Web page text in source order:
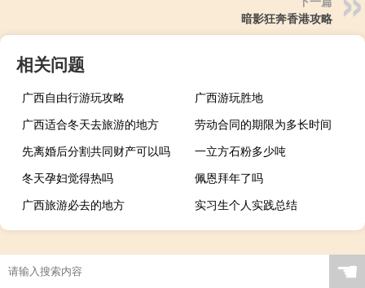
暗影狂奔香港攻略
相关问题
广西自由行游玩攻略
广西游玩胜地
广西适合冬天去旅游的地方
劳动合同的期限为多长时间
先离婚后分割共同财产可以吗
一立方石粉多少吨
冬天孕妇觉得热吗
佩恩拜年了吗
广西旅游必去的地方
实习生个人实践总结
☚